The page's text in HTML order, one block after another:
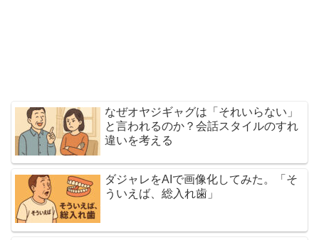
なぜオヤジギャグは「それいらない」
と言われるのか？会話スタイルのすれ
違いを考える
ダジャレをAIで画像化してみた。「そ
ういえば、総入れ歯」